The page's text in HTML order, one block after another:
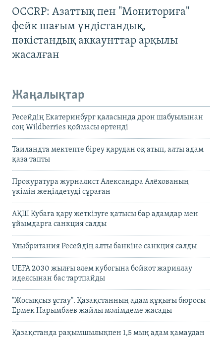
OCCRP: Азаттық пен "Мониториға"
фейк шағым үндістандық,
пәкістандық аккаунттар арқылы
жасалған
Жаңалықтар
Ресейдің Екатеринбург қаласында дрон шабуылынан
соң Wildberries қоймасы өртенді
Таиландта мектепте біреу қарудан оқ атып, алты адам
қаза тапты
Прокуратура журналист Александра Алёхованың
үкімін жеңілдетуді сұраған
АҚШ Кубаға қару жеткізуге қатысы бар адамдар мен
ұйымдарға санкция салды
Ұлыбритания Ресейдің алты банкіне санкция салды
UEFA 2030 жылғы әлем кубогына бойкот жариялау
идеясынан бас тартпайды
"Жосықсыз ұстау". Қазақстанның адам құқығы бюросы
Ермек Нарымбаев жайлы мәлімдеме жасады
Қазақстанда рақымшылықпен 1,5 мың адам қамаудан